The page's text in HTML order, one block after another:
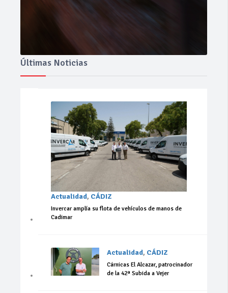
Últimas Noticias
Actualidad, CÁDIZ
Invercar amplía su flota de vehículos de manos de
Cadimar
Actualidad, CÁDIZ
Cárnicas El Alcazar, patrocinador
de la 42ª Subida a Vejer